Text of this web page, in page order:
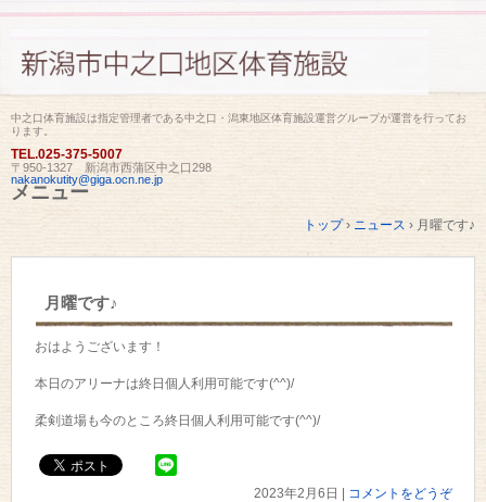
中之口体育施設は指定管理者である中之口・潟東地区体育施設運営グループが運営を行ってお
ります。
TEL.025-375-5007
〒950-1327 新潟市西蒲区中之口298
nakanokutity@giga.ocn.ne.jp
メニュー
トップ › ニュース › 月曜です♪
月曜です♪
おはようございます！
本日のアリーナは終日個人利用可能です(^^)/
柔剣道場も今のところ終日個人利用可能です(^^)/
2023年2月6日
コメントをどうぞ